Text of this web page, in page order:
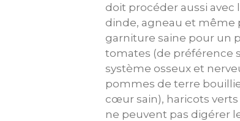
doit procéder aussi avec
dinde, agneau et même
garniture saine pour un
tomates (de préférence
système osseux et
pommes de terre
cœur sain), haricots
ne peuvent pas digérer